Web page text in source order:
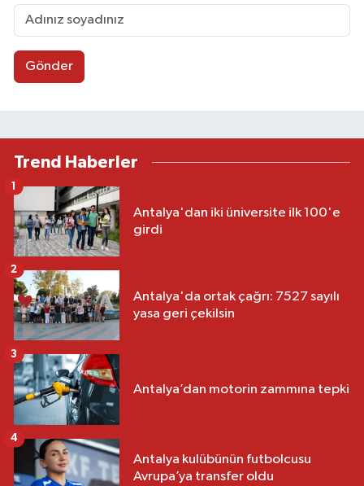
Gönder
Trend Haberler
Antalya'dan iki üniversite ilk 100'e
girdi
1
Antalya'da ortak çağrı: 7527 sayılı
yasa geri çekilsin
2
Antalya’dan motorin zammına tepki
3
Antalya kulübünün futbolcusu
Avrupa’ya transfer oldu
4